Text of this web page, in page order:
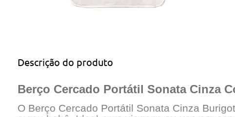
Descrição do produto
Berço Cercado Portátil Sonata Cinza
O Berço Cercado Portátil Sonata Cinza